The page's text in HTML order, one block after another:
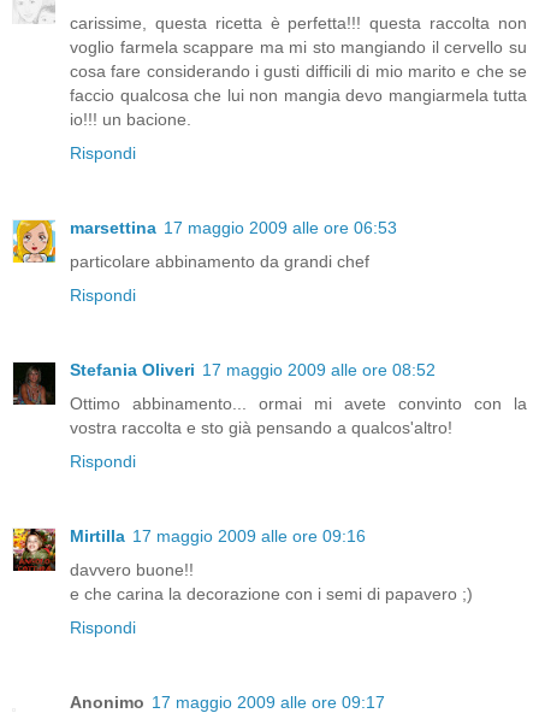
carissime, questa ricetta è perfetta!!! questa raccolta non
voglio farmela scappare ma mi sto mangiando il cervello su
cosa fare considerando i gusti difficili di mio marito e che se
faccio qualcosa che lui non mangia devo mangiarmela tutta
io!!! un bacione.
Rispondi
marsettina 17 maggio 2009 alle ore 06:53
particolare abbinamento da grandi chef
Rispondi
Stefania Oliveri 17 maggio 2009 alle ore 08:52
Ottimo abbinamento... ormai mi avete convinto con la
vostra raccolta e sto già pensando a qualcos'altro!
Rispondi
Mirtilla 17 maggio 2009 alle ore 09:16
davvero buone!!
e che carina la decorazione con i semi di papavero ;)
Rispondi
Anonimo 17 maggio 2009 alle ore 09:17